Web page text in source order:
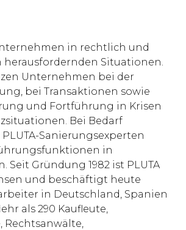
in rechtlich und
Situationen.
Unternehmen bei der
bei Transaktionen sowie
und Fortführung in Krisen
Bei Bedarf
Sanierungsexperten
in
Seit Gründung 1982 ist PLUTA
und beschäftigt heute
in Deutschland, Spanien
als 290 Kaufleute,
Rechtsanwälte,